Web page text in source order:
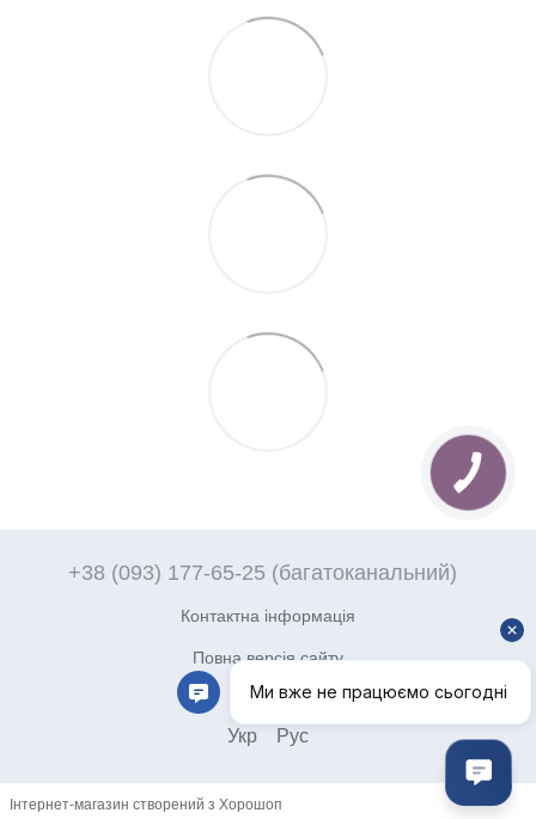
+38 (093) 177-65-25 (багатоканальний)
Контактна інформація
Повна версія сайту
© 2026
Укр Рус
Інтернет-магазин створений з Хорошоп